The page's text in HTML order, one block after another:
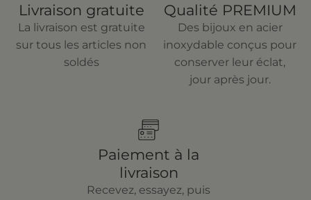
Livraison gratuite
La livraison est gratuite
sur tous les articles non
soldés
Qualité PREMIUM
Des bijoux en acier
inoxydable conçus pour
conserver leur éclat,
jour après jour.
Paiement à la
livraison
Recevez, essayez, puis